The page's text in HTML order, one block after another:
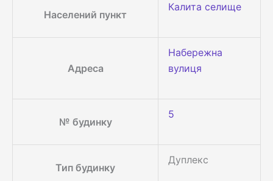
Населений пункт
Калита селище
Адреса
Набережна
вулиця
№ будинку
5
Тип будинку
Дуплекс